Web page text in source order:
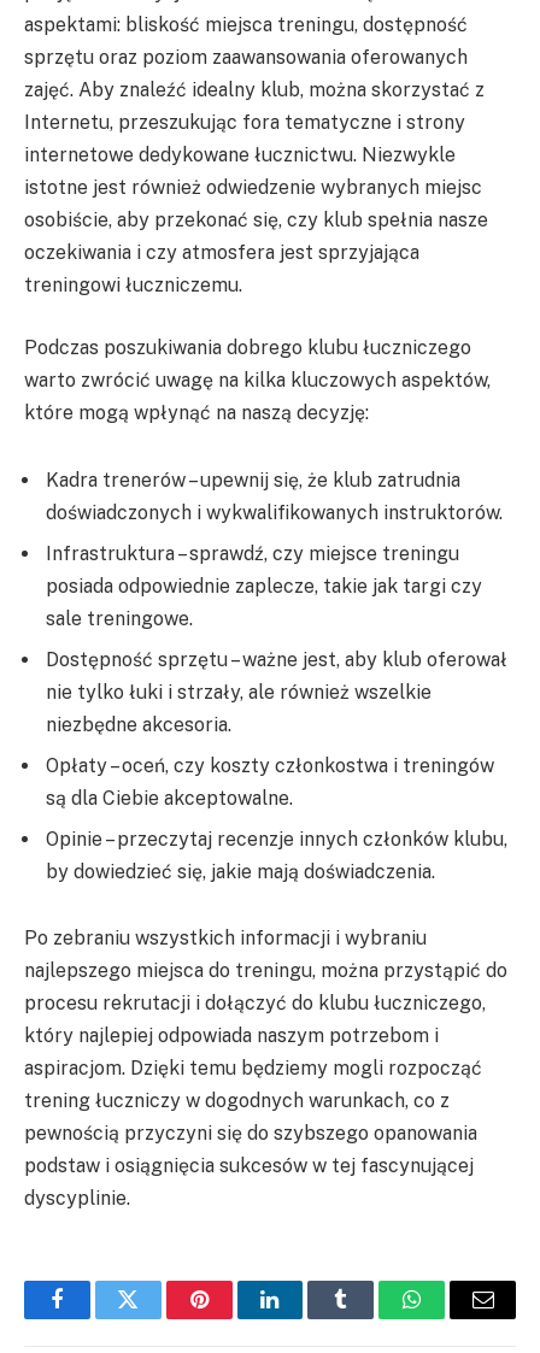
aspektami: bliskość miejsca treningu, dostępność
sprzętu oraz poziom zaawansowania oferowanych
zajęć. Aby znaleźć idealny klub, można skorzystać z
Internetu, przeszukując fora tematyczne i strony
internetowe dedykowane łucznictwu. Niezwykle
istotne jest również odwiedzenie wybranych miejsc
osobiście, aby przekonać się, czy klub spełnia nasze
oczekiwania i czy atmosfera jest sprzyjająca
treningowi łuczniczemu.
Podczas poszukiwania dobrego klubu łuczniczego
warto zwrócić uwagę na kilka kluczowych aspektów,
które mogą wpłynąć na naszą decyzję:
Kadra trenerów – upewnij się, że klub zatrudnia
doświadczonych i wykwalifikowanych instruktorów.
Infrastruktura – sprawdź, czy miejsce treningu
posiada odpowiednie zaplecze, takie jak targi czy
sale treningowe.
Dostępność sprzętu – ważne jest, aby klub oferował
nie tylko łuki i strzały, ale również wszelkie
niezbędne akcesoria.
Opłaty – oceń, czy koszty członkostwa i treningów
są dla Ciebie akceptowalne.
Opinie – przeczytaj recenzje innych członków klubu,
by dowiedzieć się, jakie mają doświadczenia.
Po zebraniu wszystkich informacji i wybraniu
najlepszego miejsca do treningu, można przystąpić do
procesu rekrutacji i dołączyć do klubu łuczniczego,
który najlepiej odpowiada naszym potrzebom i
aspiracjom. Dzięki temu będziemy mogli rozpocząć
trening łuczniczy w dogodnych warunkach, co z
pewnością przyczyni się do szybszego opanowania
podstaw i osiągnięcia sukcesów w tej fascynującej
dyscyplinie.
FacebookTwitter PinterestLinkedInTumblr WhatsAppEmail